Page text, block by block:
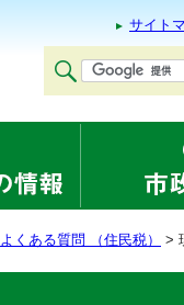
サイト
よくある質問 （住民税） >